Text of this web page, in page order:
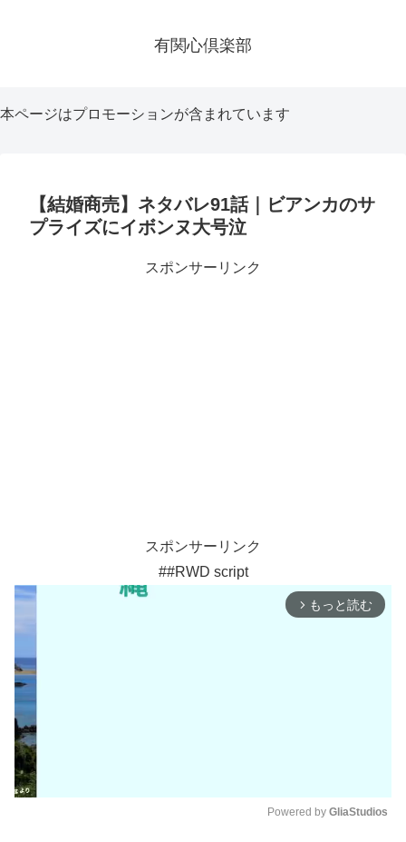
有関心倶楽部
本ページはプロモーションが含まれています
【結婚商売】ネタバレ91話｜ビアンカのサ
プライズにイボンヌ大号泣
スポンサーリンク
スポンサーリンク
##RWD script
arrow_forward_ios もっと読む
Powered by GliaStudios